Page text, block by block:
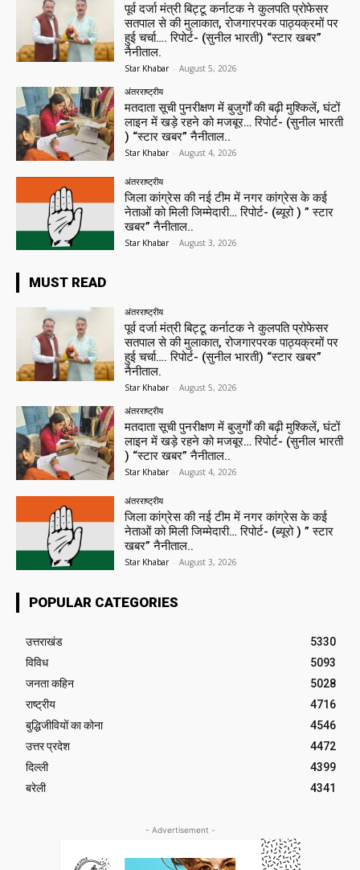
पूर्व दर्जा मंत्री बिट्टू कर्नाटक ने कुलपति प्रोफेसर
सतपाल से की मुलाकात, रोजगारपरक पाठ्यक्रमों पर
हुई चर्चा…. रिपोर्ट- (सुनील भारती) “स्टार खबर”
नैनीताल.
Star Khabar - August 5, 2026
अंतरराष्ट्रीय
मतदाता सूची पुनरीक्षण में बुजुर्गों की बढ़ी मुश्किलें, घंटों
लाइन में खड़े रहने को मजबूर… रिपोर्ट- (सुनील भारती
) “स्टार खबर” नैनीताल..
Star Khabar - August 4, 2026
अंतरराष्ट्रीय
जिला कांग्रेस की नई टीम में नगर कांग्रेस के कई
नेताओं को मिली जिम्मेदारी… रिपोर्ट- (ब्यूरो ) ” स्टार
खबर” नैनीताल..
Star Khabar - August 3, 2026
MUST READ
अंतरराष्ट्रीय
पूर्व दर्जा मंत्री बिट्टू कर्नाटक ने कुलपति प्रोफेसर
सतपाल से की मुलाकात, रोजगारपरक पाठ्यक्रमों पर
हुई चर्चा…. रिपोर्ट- (सुनील भारती) “स्टार खबर”
नैनीताल.
Star Khabar - August 5, 2026
अंतरराष्ट्रीय
मतदाता सूची पुनरीक्षण में बुजुर्गों की बढ़ी मुश्किलें, घंटों
लाइन में खड़े रहने को मजबूर… रिपोर्ट- (सुनील भारती
) “स्टार खबर” नैनीताल..
Star Khabar - August 4, 2026
अंतरराष्ट्रीय
जिला कांग्रेस की नई टीम में नगर कांग्रेस के कई
नेताओं को मिली जिम्मेदारी… रिपोर्ट- (ब्यूरो ) ” स्टार
खबर” नैनीताल..
Star Khabar - August 3, 2026
POPULAR CATEGORIES
उत्तराखंड
5330
विविध
5093
जनता कहिन
5028
राष्ट्रीय
4716
बुद्धिजीवियों का कोना
4546
उत्तर प्रदेश
4472
दिल्ली
4399
बरेली
4341
- Advertisement -